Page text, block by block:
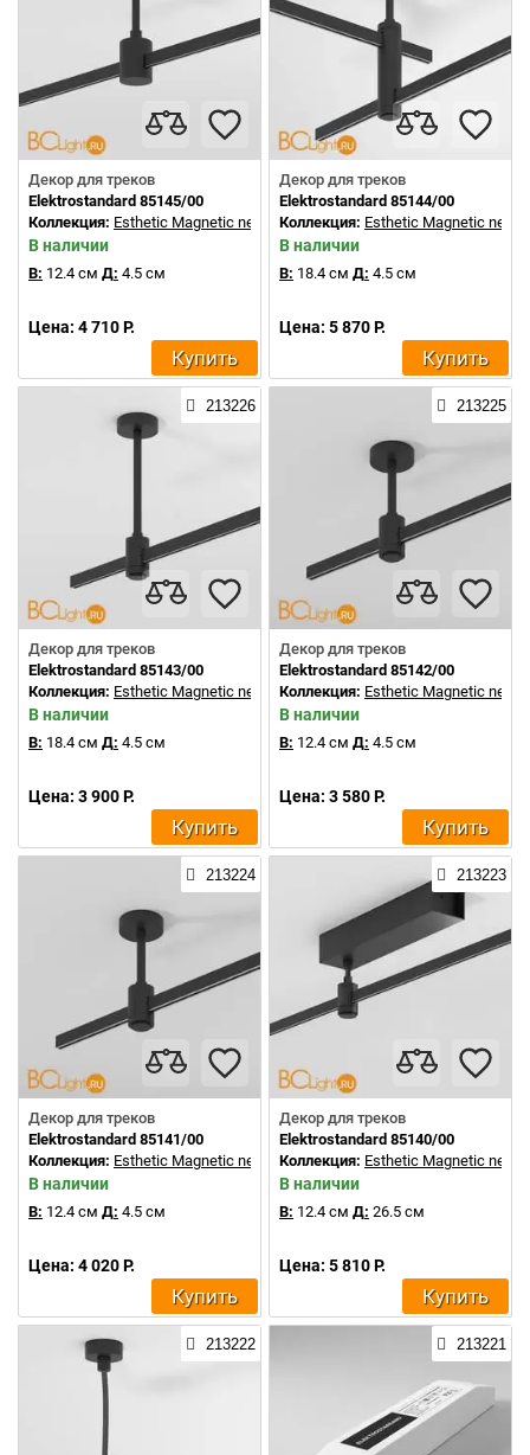
Декор для треков
Elektrostandard 85145/00
Коллекция: Esthetic Magnetic new
В наличии
В: 12.4 см Д: 4.5 см
Цена: 4 710 Р.
Купить
Декор для треков
Elektrostandard 85144/00
Коллекция: Esthetic Magnetic new
В наличии
В: 18.4 см Д: 4.5 см
Цена: 5 870 Р.
Купить
213226
Декор для треков
Elektrostandard 85143/00
Коллекция: Esthetic Magnetic new
В наличии
В: 18.4 см Д: 4.5 см
Цена: 3 900 Р.
Купить
213225
Декор для треков
Elektrostandard 85142/00
Коллекция: Esthetic Magnetic new
В наличии
В: 12.4 см Д: 4.5 см
Цена: 3 580 Р.
Купить
213224
Декор для треков
Elektrostandard 85141/00
Коллекция: Esthetic Magnetic new
В наличии
В: 12.4 см Д: 4.5 см
Цена: 4 020 Р.
Купить
213223
Декор для треков
Elektrostandard 85140/00
Коллекция: Esthetic Magnetic new
В наличии
В: 12.4 см Д: 26.5 см
Цена: 5 810 Р.
Купить
213222 213221